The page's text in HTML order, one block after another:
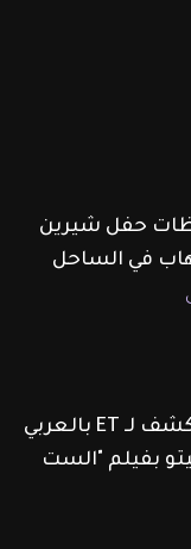
حفل شيرين
في الساحل
يسرا تكشف لـ ET بالعربي
بفيلم "الست